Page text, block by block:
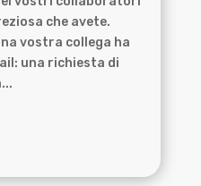
che avete.
vostra collega ha
una richiesta di